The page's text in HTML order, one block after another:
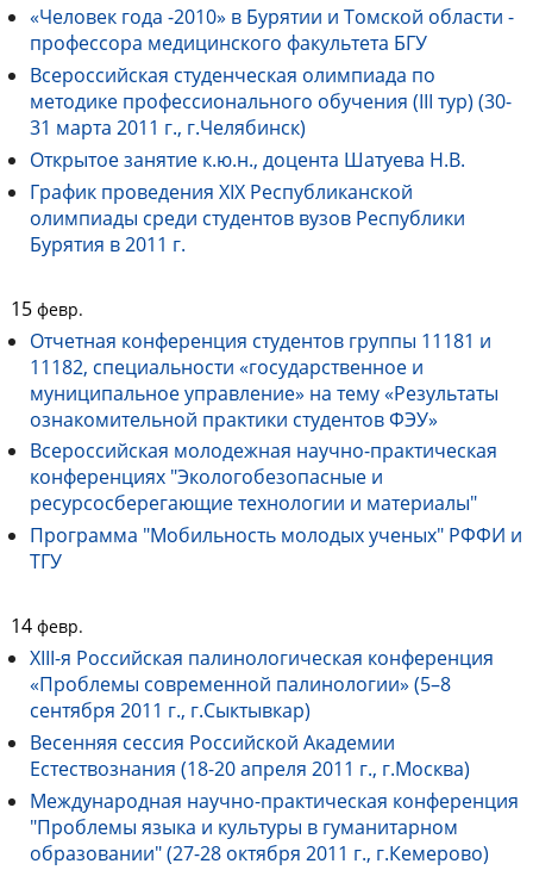
«Человек года -2010» в Бурятии и Томской области -
профессора медицинского факультета БГУ
Всероссийская студенческая олимпиада по
методике профессионального обучения (III тур) (30-
31 марта 2011 г., г.Челябинск)
Открытое занятие к.ю.н., доцента Шатуева Н.В.
График проведения XIX Республиканской
олимпиады среди студентов вузов Республики
Бурятия в 2011 г.
15 февр.
Отчетная конференция студентов группы 11181 и
11182, специальности «государственное и
муниципальное управление» на тему «Результаты
ознакомительной практики студентов ФЭУ»
Всероссийская молодежная научно-практическая
конференциях "Экологобезопасные и
ресурсосберегающие технологии и материалы"
Программа "Мобильность молодых ученых" РФФИ и
ТГУ
14 февр.
XIII-я Российская палинологическая конференция
«Проблемы современной палинологии» (5–8
сентября 2011 г., г.Сыктывкар)
Весенняя сессия Российской Академии
Естествознания (18-20 апреля 2011 г., г.Москва)
Международная научно-практическая конференция
"Проблемы языка и культуры в гуманитарном
образовании" (27-28 октября 2011 г., г.Кемерово)